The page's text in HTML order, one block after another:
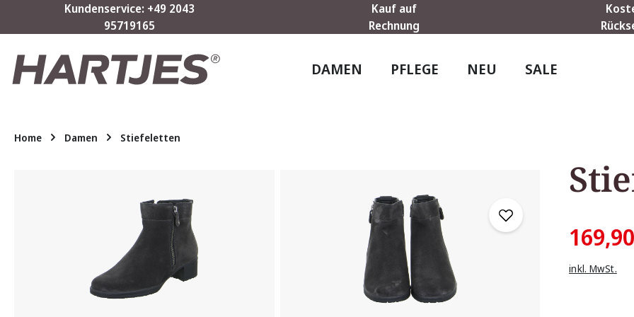
Hauptinhalt springen
Zur Suche springen
Zur Hauptnavigation springen
Kundenservice: +49 2043
95719165
Kauf auf
Rechnung
DAMEN PFLEGE NEU SALE
Home Damen Stiefeletten
inkl. MwSt.